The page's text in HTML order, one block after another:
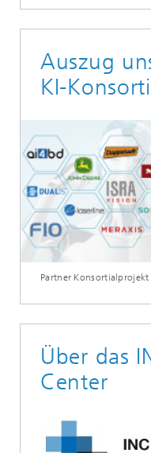
Auszug
KI-
Partner Konsortialprojekt
Über das
Center